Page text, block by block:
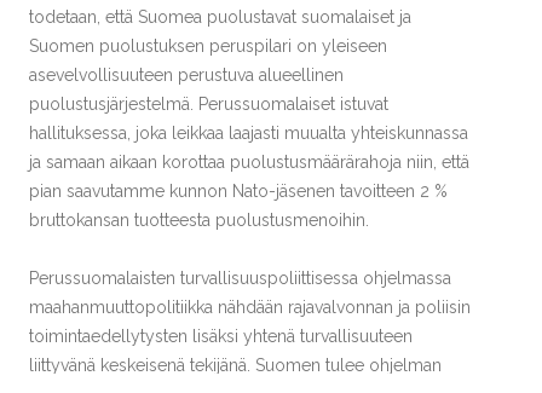
todetaan, että Suomea puolustavat suomalaiset ja
Suomen puolustuksen peruspilari on yleiseen
asevelvollisuuteen perustuva alueellinen
puolustusjärjestelmä. Perussuomalaiset istuvat
hallituksessa, joka leikkaa laajasti muualta yhteiskunnassa
ja samaan aikaan korottaa puolustusmäärärahoja niin, että
pian saavutamme kunnon Nato-jäsenen tavoitteen 2 %
bruttokansan tuotteesta puolustusmenoihin.
Perussuomalaisten turvallisuuspoliittisessa ohjelmassa
maahanmuuttopolitiikka nähdään rajavalvonnan ja poliisin
toimintaedellytysten lisäksi yhtenä turvallisuuteen
liittyvänä keskeisenä tekijänä. Suomen tulee ohjelman